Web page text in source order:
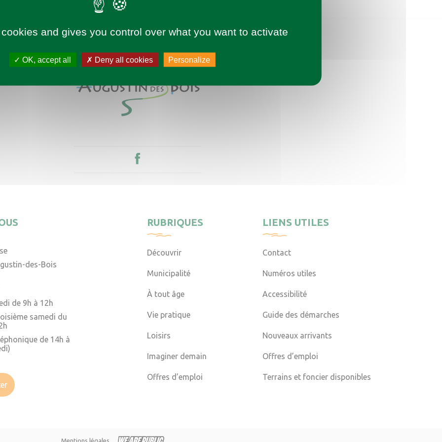
des-Bois
de 9h à 12h
samedi du
de 14h à
RUBRIQUES
Découvrir
Municipalité
À tout âge
Vie pratique
Loisirs
Imaginer demain
Offres d’emploi
LIENS UTILES
Contact
Numéros utiles
Accessibilité
Guide des démarches
Nouveaux arrivants
Offres d’emploi
Terrains et foncier disponibles
Mentions légales
and gives you control over what you want to activate
OK, accept all Deny all cookies Personalize